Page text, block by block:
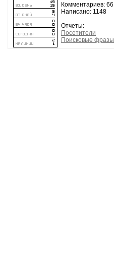
Комментариев: 66
Написано: 1148
Отчеты:
Посетители
Поисковые фразы